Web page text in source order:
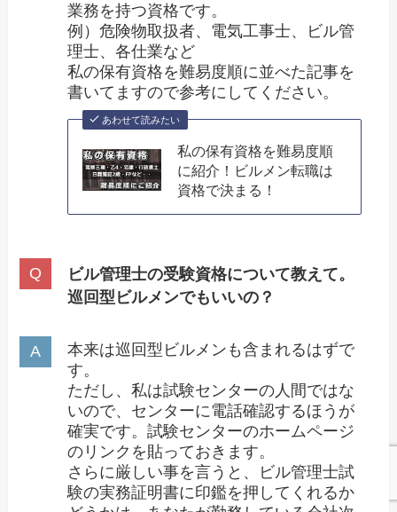
業務を持つ資格です。
例）危険物取扱者、電気工事士、ビル管
理士、各仕業など
私の保有資格を難易度順に並べた記事を
書いてますので参考にしてください。
あわせて読みたい
私の保有資格を難易度順
に紹介！ビルメン転職は
資格で決まる！
ビル管理士の受験資格について教えて。
巡回型ビルメンでもいいの？
本来は巡回型ビルメンも含まれるはずで
す。
ただし、私は試験センターの人間ではな
いので、センターに電話確認するほうが
確実です。試験センターのホームページ
のリンクを貼っておきます。
さらに厳しい事を言うと、ビル管理士試
験の実務証明書に印鑑を押してくれるか